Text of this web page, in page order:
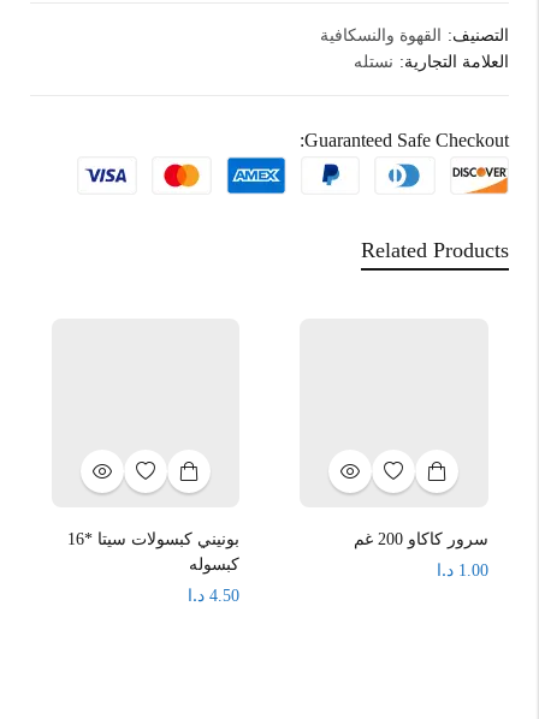
التصنيف:
القهوة والنسكافية
العلامة التجارية: نستله
Guaranteed Safe Checkout:
Related Products
سرور كاكاو 200 غم
1.00 د.ا
بونيني كبسولات سيتا *16
كبسوله
4.50 د.ا